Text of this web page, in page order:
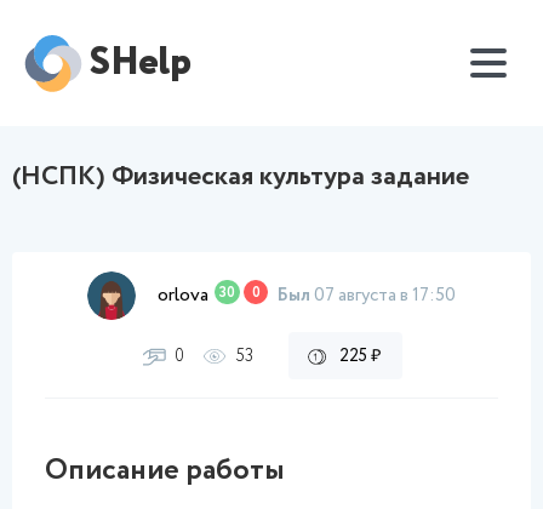
SHelp
(НСПК) Физическая культура задание
orlova 30 0 Был 07 августа в 17:50
0 53 225 ₽
Описание работы